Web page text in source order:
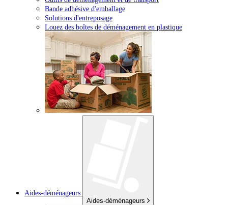
Bande adhésive d'emballage
Solutions d'entreposage
Louez des boîtes de déménagement en plastique
Aides-déménageurs
Aides-déménageurs